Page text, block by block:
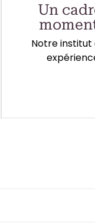
Un
Notre institut